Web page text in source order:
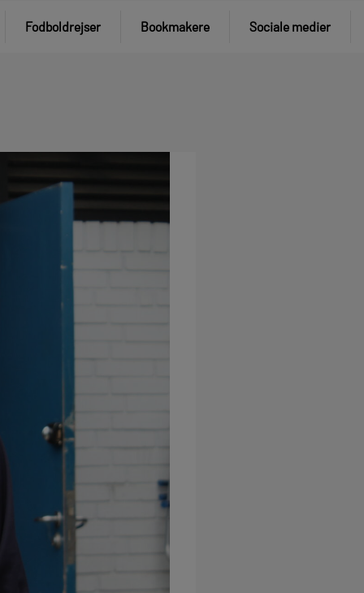
Fodboldrejser Bookmakere Sociale medier